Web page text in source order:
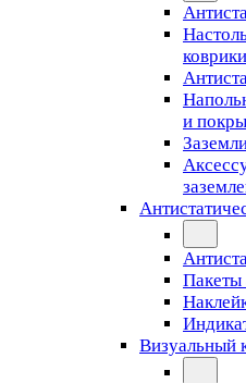
и
Пакеты
Визуальный